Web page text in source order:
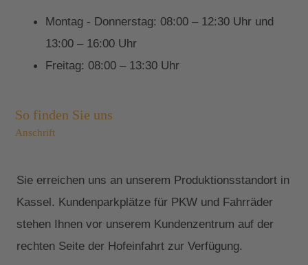
Montag - Donnerstag: 08:00 – 12:30 Uhr und
13:00 – 16:00 Uhr
Freitag: 08:00 – 13:30 Uhr
So finden Sie uns
Anschrift
Sie erreichen uns an unserem Produktionsstandort in
Kassel. Kundenparkplätze für PKW und Fahrräder
stehen Ihnen vor unserem Kundenzentrum auf der
rechten Seite der Hofeinfahrt zur Verfügung.